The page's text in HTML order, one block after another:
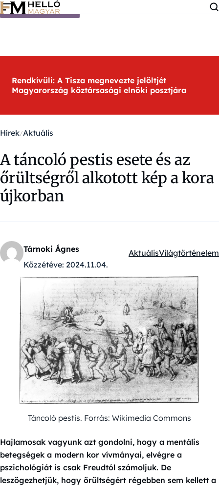
Ugrás a tartalomra
Rendkívüli: A Tisza megnevezte jelöltjét
Magyarország köztársasági elnöki posztjára
Hírek Aktuális
A táncoló pestis esete és az
őrültségről alkotott kép a kora
újkorban
Tárnoki Ágnes
Közzétéve: 2024.11.04.
Kategóriák:
AktuálisVilágtörténelem
Táncoló pestis. Forrás: Wikimedia Commons
Hajlamosak vagyunk azt gondolni, hogy a mentális
betegségek a modern kor vívmányai, elvégre a
pszichológiát is csak Freudtól számoljuk. De
leszögezhetjük, hogy őrültségért régebben sem kellett a